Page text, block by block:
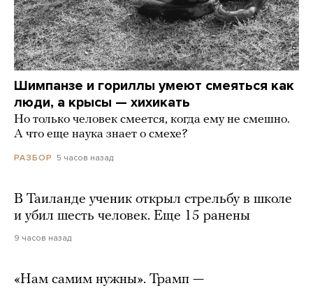
Шимпанзе и гориллы умеют смеяться как
люди, а крысы — хихикать
Но только человек смеется, когда ему не смешно.
А что еще наука знает о смехе?
РАЗБОР 5 часов назад
В Таиланде ученик открыл стрельбу в школе
и убил шесть человек. Еще 15 ранены
9 часов назад
«Нам самим нужны». Трамп —